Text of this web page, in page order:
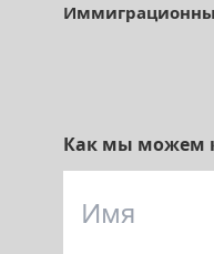
Как мы можем